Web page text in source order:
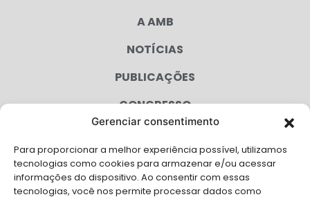
Gerenciar consentimento
Para proporcionar a melhor experiência possível, utilizamos
tecnologias como cookies para armazenar e/ou acessar
informações do dispositivo. Ao consentir com essas
tecnologias, você nos permite processar dados como
A AMB
NOTÍCIAS
PUBLICAÇÕES
CONGRESSO
CAMPANHAS
SERVIÇOS